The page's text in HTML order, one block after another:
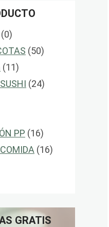
00
productos
5050
1111
productos
2424
PP 1616
productos
1616
GRATIS